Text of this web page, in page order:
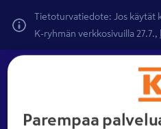
Tietoturvatiedote: Jos käytät
K-ryhmän verkkosivuilla 27.7.,
Parempaa